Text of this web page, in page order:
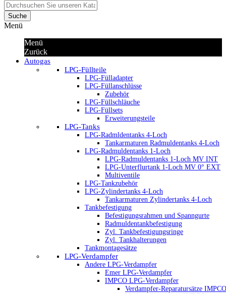
Suche
Menü
Menü
Zurück
Autogas
LPG-Füllteile
LPG-Fülladapter
LPG-Füllanschlüsse
Zubehör
LPG-Füllschläuche
LPG-Füllsets
Erweiterungsteile
LPG-Tanks
LPG-Radmldentanks 4-Loch
Tankarmaturen Radmuldentanks 4-Loch
LPG-Radmuldentanks 1-Loch
LPG-Radmuldentanks 1-Loch MV INT
LPG-Unterflurtank 1-Loch MV 0° EXT
Multiventile
LPG-Tankzubehör
LPG-Zylindertanks 4-Loch
Tankarmaturen Zylindertanks 4-Loch
Tankbefestigung
Befestigungsrahmen und Spanngurte
Radmuldentankbefestigung
Zyl. Tankbefestigungsringe
Zyl. Tankhalterungen
Tankmontagesätze
LPG-Verdampfer
Andere LPG-Verdampfer
Emer LPG-Verdampfer
IMPCO LPG-Verdampfer
Verdampfer-Reparatursätze IMPCO